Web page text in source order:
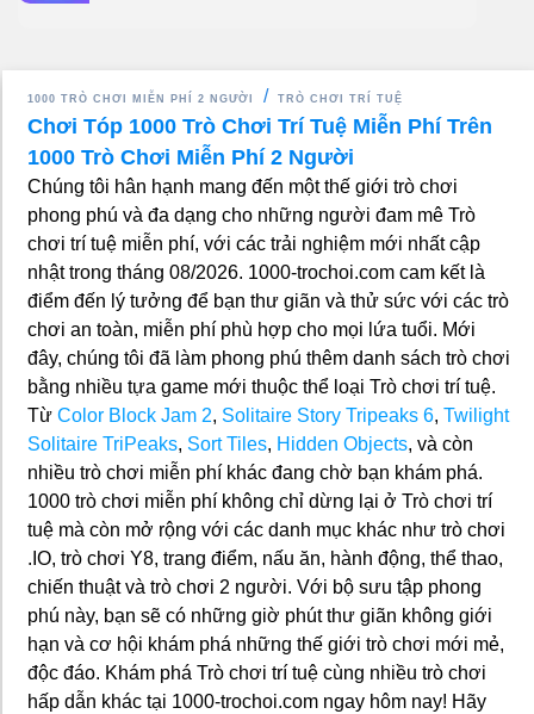
1000 TRÒ CHƠI MIỄN PHÍ 2 NGƯỜI TRÒ CHƠI TRÍ TUỆ
Chơi Tóp 1000 Trò Chơi Trí Tuệ Miễn Phí Trên
1000 Trò Chơi Miễn Phí 2 Người
Chúng tôi hân hạnh mang đến một thế giới trò chơi
phong phú và đa dạng cho những người đam mê Trò
chơi trí tuệ miễn phí, với các trải nghiệm mới nhất cập
nhật trong tháng 08/2026. 1000-trochoi.com cam kết là
điểm đến lý tưởng để bạn thư giãn và thử sức với các trò
chơi an toàn, miễn phí phù hợp cho mọi lứa tuổi. Mới
đây, chúng tôi đã làm phong phú thêm danh sách trò chơi
bằng nhiều tựa game mới thuộc thể loại Trò chơi trí tuệ.
TừColor Block Jam 2, Solitaire Story Tripeaks 6,Twilight
Solitaire TriPeaks, Sort Tiles, Hidden Objects, và còn
nhiều trò chơi miễn phí khác đang chờ bạn khám phá.
1000 trò chơi miễn phí không chỉ dừng lại ở Trò chơi trí
tuệ mà còn mở rộng với các danh mục khác như trò chơi
.IO, trò chơi Y8, trang điểm, nấu ăn, hành động, thể thao,
chiến thuật và trò chơi 2 người. Với bộ sưu tập phong
phú này, bạn sẽ có những giờ phút thư giãn không giới
hạn và cơ hội khám phá những thế giới trò chơi mới mẻ,
độc đáo. Khám phá Trò chơi trí tuệ cùng nhiều trò chơi
hấp dẫn khác tại 1000-trochoi.com ngay hôm nay! Hãy